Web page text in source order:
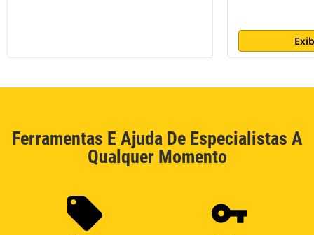
Ferramentas E Ajuda De Especialistas A
Qualquer Momento